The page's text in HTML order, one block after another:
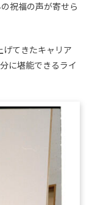
祝福の声が寄せら
げてきたキャリア
に堪能できるライ